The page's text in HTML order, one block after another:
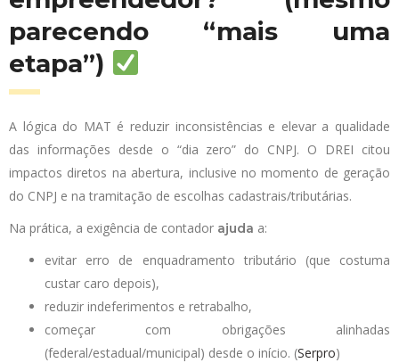
parecendo “mais uma
etapa”)
A lógica do MAT é reduzir inconsistências e elevar a qualidade
das informações desde o “dia zero” do CNPJ. O DREI citou
impactos diretos na abertura, inclusive no momento de geração
do CNPJ e na tramitação de escolhas cadastrais/tributárias.
Na prática, a exigência de contador ajuda a:
evitar erro de enquadramento tributário (que costuma
custar caro depois),
reduzir indeferimentos e retrabalho,
começar com obrigações alinhadas
(federal/estadual/municipal) desde o início. (Serpro)